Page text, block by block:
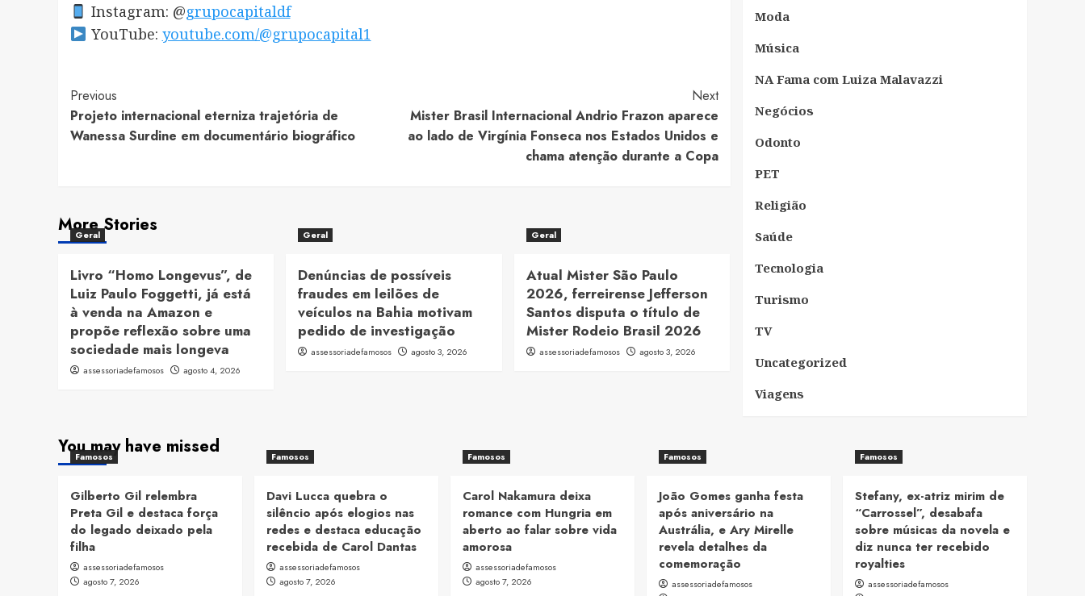
Instagram: @grupocapitaldf
YouTube: youtube.com/@grupocapital1
Post
Navigation
Previous
Projeto internacional eterniza trajetória de
Wanessa Surdine em documentário biográfico
Next
Mister Brasil Internacional Andrio Frazon aparece
ao lado de Virgínia Fonseca nos Estados Unidos e
chama atenção durante a Copa
More Stories
Geral
Livro “Homo Longevus”, de
Luiz Paulo Foggetti, já está
à venda na Amazon e
propõe reflexão sobre uma
sociedade mais longeva
assessoriadefamosos agosto 4, 2026
Geral
Denúncias de possíveis
fraudes em leilões de
veículos na Bahia motivam
pedido de investigação
assessoriadefamosos agosto 3, 2026
Geral
Atual Mister São Paulo
2026, ferreirense Jefferson
Santos disputa o título de
Mister Rodeio Brasil 2026
assessoriadefamosos agosto 3, 2026
Moda
Música
NA Fama com Luiza Malavazzi
Negócios
Odonto
PET
Religião
Saúde
Tecnologia
Turismo
TV
Uncategorized
Viagens
You may have missed
Famosos
Gilberto Gil relembra
Preta Gil e destaca força
do legado deixado pela
filha
assessoriadefamosos
agosto 7, 2026
Famosos
Davi Lucca quebra o
silêncio após elogios nas
redes e destaca educação
recebida de Carol Dantas
assessoriadefamosos
agosto 7, 2026
Famosos
Carol Nakamura deixa
romance com Hungria em
aberto ao falar sobre vida
amorosa
assessoriadefamosos
agosto 7, 2026
Famosos
João Gomes ganha festa
após aniversário na
Austrália, e Ary Mirelle
revela detalhes da
comemoração
assessoriadefamosos
Famosos
Stefany, ex-atriz mirim de
“Carrossel”, desabafa
sobre músicas da novela e
diz nunca ter recebido
royalties
assessoriadefamosos